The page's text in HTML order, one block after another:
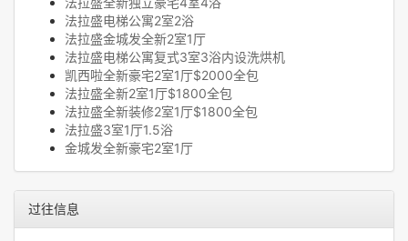
法拉盛电梯公寓2室2浴
法拉盛金城发全新2室1厅
法拉盛电梯公寓复式3室3浴内设洗烘机
凯西啦全新豪宅2室1厅$2000全包
法拉盛全新2室1厅$1800全包
法拉盛全新装修2室1厅$1800全包
法拉盛3室1厅1.5浴
金城发全新豪宅2室1厅
过往信息